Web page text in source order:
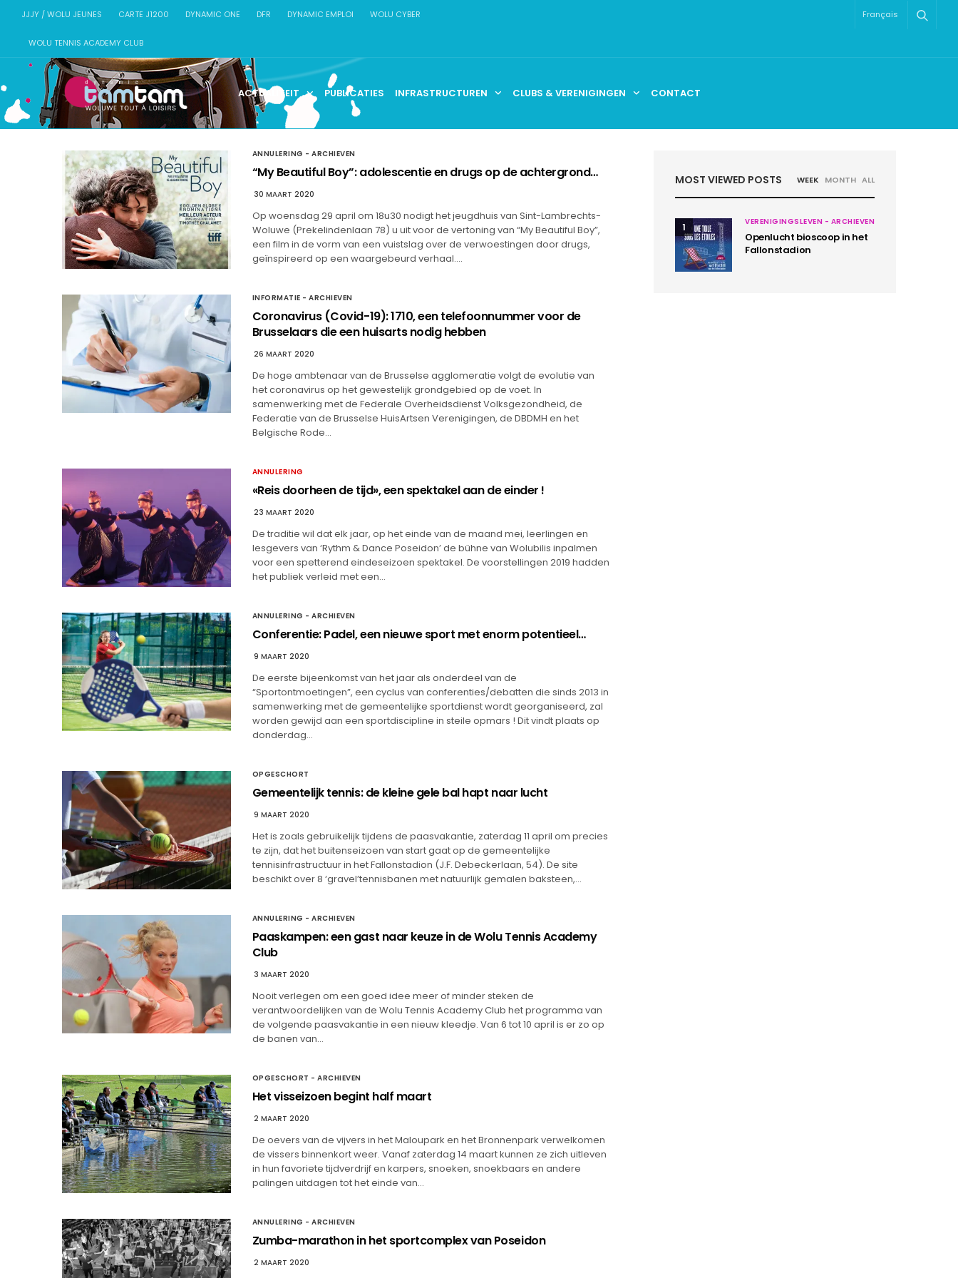
JJJY / WOLU JEUNES CARTE J1200 DYNAMIC ONE DFR DYNAMIC EMPLOI WOLU CYBER
WOLU TENNIS ACADEMY CLUB
Français
ACTUALITEIT PUBLICATIES INFRASTRUCTUREN CLUBS & VERENIGINGEN CONTACT
ANNULERING - ARCHIEVEN
“My Beautiful Boy”: adolescentie en drugs op de achtergrond…
30 MAART 2020
Op woensdag 29 april om 18u30 nodigt het jeugdhuis van Sint-Lambrechts-
Woluwe (Prekelindenlaan 78) u uit voor de vertoning van “My Beautiful Boy”,
een film in de vorm van een vuistslag over de verwoestingen door drugs,
geïnspireerd op een waargebeurd verhaal.…
INFORMATIE - ARCHIEVEN
Coronavirus (Covid-19): 1710, een telefoonnummer voor de
Brusselaars die een huisarts nodig hebben
26 MAART 2020
De hoge ambtenaar van de Brusselse agglomeratie volgt de evolutie van
het coronavirus op het gewestelijk grondgebied op de voet. In
samenwerking met de Federale Overheidsdienst Volksgezondheid, de
Federatie van de Brusselse HuisArtsen Verenigingen, de DBDMH en het
Belgische Rode…
ANNULERING
«Reis doorheen de tijd», een spektakel aan de einder !
23 MAART 2020
De traditie wil dat elk jaar, op het einde van de maand mei, leerlingen en
lesgevers van ‘Rythm & Dance Poseidon’ de bühne van Wolubilis inpalmen
voor een spetterend eindeseizoen spektakel. De voorstellingen 2019 hadden
het publiek verleid met een…
ANNULERING - ARCHIEVEN
Conferentie: Padel, een nieuwe sport met enorm potentieel…
9 MAART 2020
De eerste bijeenkomst van het jaar als onderdeel van de
“Sportontmoetingen”, een cyclus van conferenties/debatten die sinds 2013 in
samenwerking met de gemeentelijke sportdienst wordt georganiseerd, zal
worden gewijd aan een sportdiscipline in steile opmars ! Dit vindt plaats op
donderdag…
OPGESCHORT
Gemeentelijk tennis: de kleine gele bal hapt naar lucht
9 MAART 2020
Het is zoals gebruikelijk tijdens de paasvakantie, zaterdag 11 april om precies
te zijn, dat het buitenseizoen van start gaat op de gemeentelijke
tennisinfrastructuur in het Fallonstadion (J.F. Debeckerlaan, 54). De site
beschikt over 8 ‘gravel’tennisbanen met natuurlijk gemalen baksteen,…
ANNULERING - ARCHIEVEN
Paaskampen: een gast naar keuze in de Wolu Tennis Academy
Club
3 MAART 2020
Nooit verlegen om een goed idee meer of minder steken de
verantwoordelijken van de Wolu Tennis Academy Club het programma van
de volgende paasvakantie in een nieuw kleedje. Van 6 tot 10 april is er zo op
de banen van…
OPGESCHORT - ARCHIEVEN
Het visseizoen begint half maart
2 MAART 2020
De oevers van de vijvers in het Maloupark en het Bronnenpark verwelkomen
de vissers binnenkort weer. Vanaf zaterdag 14 maart kunnen ze zich uitleven
in hun favoriete tijdverdrijf en karpers, snoeken, snoekbaars en andere
palingen uitdagen tot het einde van…
ANNULERING - ARCHIEVEN
Zumba-marathon in het sportcomplex van Poseidon
2 MAART 2020
MOST VIEWED POSTS WEEK MONTH ALL
1 VERENIGINGSLEVEN - ARCHIEVEN
Openlucht bioscoop in het
Fallonstadion